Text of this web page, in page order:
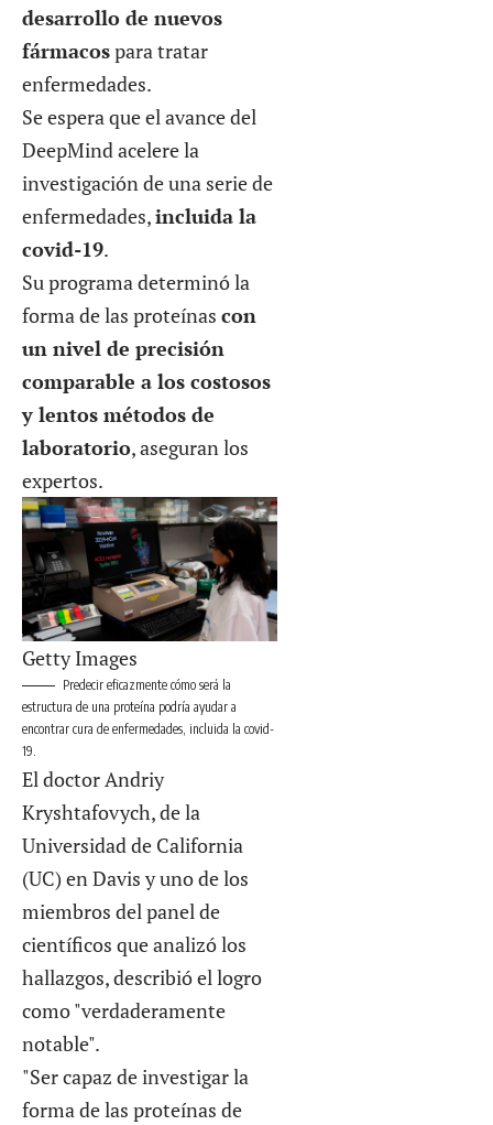
desarrollo de nuevos
fármacospara tratar
enfermedades.
Se espera que el avance del
DeepMind acelere la
investigación de una serie de
enfermedades,incluida la
covid-19.
Su programa determinó la
forma de las proteínas con
un nivel de precisión
comparable a los costosos
y lentos métodos de
laboratorio, aseguran los
expertos.
Getty Images
Predecir eficazmente cómo será la
estructura de una proteína podría ayudar a
encontrar cura de enfermedades, incluida la covid-
19.
El doctor Andriy
Kryshtafovych, de la
Universidad de California
(UC) en Davis y uno de los
miembros del panel de
científicos que analizó los
hallazgos, describió el logro
como "verdaderamente
notable".
"Ser capaz de investigar la
forma de las proteínas de